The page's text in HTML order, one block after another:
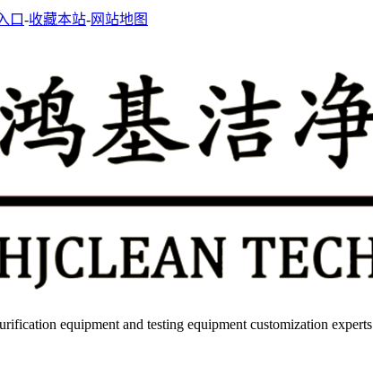
口-收藏本站-网站地图
equipment and testing equipment customization experts